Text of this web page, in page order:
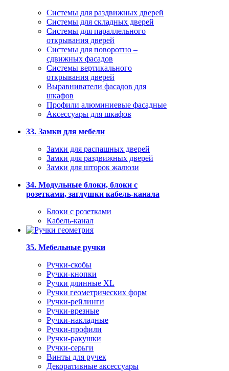
Системы для раздвижных дверей
Системы для складных дверей
Системы для параллельного
открывания дверей
Системы для поворотно –
сдвижных фасадов
Системы вертикального
открывания дверей
Выравниватели фасадов для
шкафов
Профили алюминиевые фасадные
Аксессуары для шкафов
33. Замки для мебели
Замки для распашных дверей
Замки для раздвижных дверей
Замки для шторок жалюзи
34. Модульные блоки, блоки с
розетками, заглушки кабель-канала
Блоки с розетками
Кабель-канал
35. Мебельные ручки
Ручки-скобы
Ручки-кнопки
Ручки длинные XL
Ручки геометрических форм
Ручки-рейлинги
Ручки-врезные
Ручки-накладные
Ручки-профили
Ручки-ракушки
Ручки-серьги
Винты для ручек
Декоративные аксессуары